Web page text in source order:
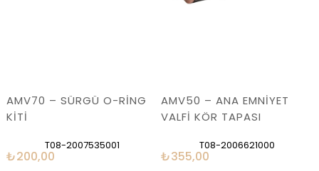
AMV70 – SÜRGÜ O-RİNG
KİTİ
T08-2007535001
₺200,00
AMV50 – ANA EMNİYET
VALFİ KÖR TAPASI
T08-2006621000
₺355,00